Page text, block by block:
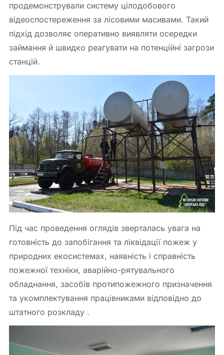
продемонстрували систему цілодобового
відеоспостереження за лісовими масивами. Такий
підхід дозволяє оперативно виявляти осередки
займання й швидко реагувати на потенційні загрози
станцій.
Під час проведення оглядів зверталась увага на
готовність до запобігання та ліквідації пожеж у
природних екосистемах, наявність і справність
пожежної техніки, аварійно-рятувального
обладнання, засобів протипожежного призначення
та укомплектування працівниками відповідно до
штатного розкладу .